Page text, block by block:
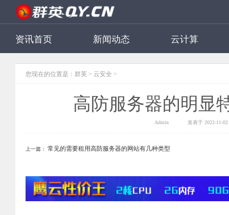
资讯首页 新闻动态 云计算
您现在的位置是： 群英 > 云安全 >
高防服务器的明显
Admin 发表于 2022-11-
上一篇： 常见的需要租用高防服务器的网站有几种类型